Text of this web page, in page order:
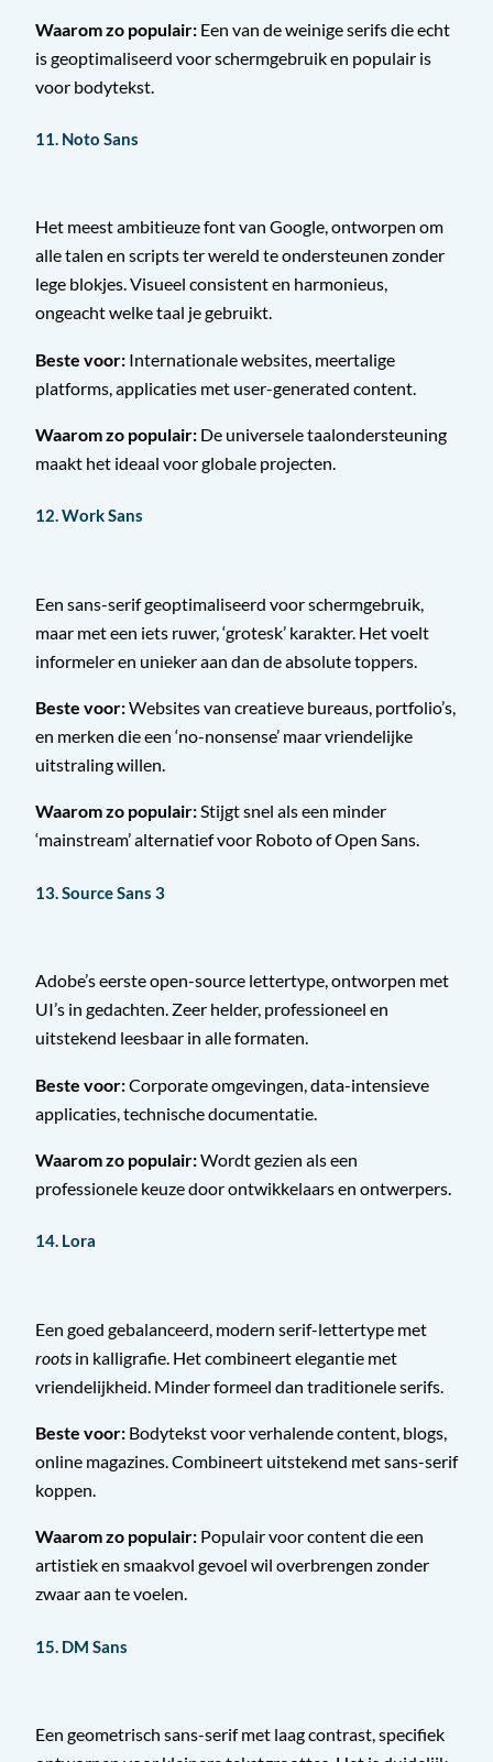
Waarom zo populair: Een van de weinige serifs die echt
is geoptimaliseerd voor schermgebruik en populair is
voor bodytekst.
11. Noto Sans
Het meest ambitieuze font van Google, ontworpen om
alle talen en scripts ter wereld te ondersteunen zonder
lege blokjes. Visueel consistent en harmonieus,
ongeacht welke taal je gebruikt.
Beste voor: Internationale websites, meertalige
platforms, applicaties met user-generated content.
Waarom zo populair: De universele taalondersteuning
maakt het ideaal voor globale projecten.
12. Work Sans
Een sans-serif geoptimaliseerd voor schermgebruik,
maar met een iets ruwer, ‘grotesk’ karakter. Het voelt
informeler en unieker aan dan de absolute toppers.
Beste voor:Websites van creatieve bureaus, portfolio’s,
en merken die een ‘no-nonsense’ maar vriendelijke
uitstraling willen.
Waarom zo populair:Stijgt snel als een minder
‘mainstream’ alternatief voor Roboto of Open Sans.
13. Source Sans 3
Adobe’s eerste open-source lettertype, ontworpen met
UI’s in gedachten. Zeer helder, professioneel en
uitstekend leesbaar in alle formaten.
Beste voor:Corporate omgevingen, data-intensieve
applicaties, technische documentatie.
Waarom zo populair:Wordt gezien als een
professionele keuze door ontwikkelaars en ontwerpers.
14. Lora
Een goed gebalanceerd, modern serif-lettertype met
roots in kalligrafie. Het combineert elegantie met
vriendelijkheid. Minder formeel dan traditionele serifs.
Beste voor: Bodytekst voor verhalende content, blogs,
online magazines. Combineert uitstekend met sans-serif
koppen.
Waarom zo populair: Populair voor content die een
artistiek en smaakvol gevoel wil overbrengen zonder
zwaar aan te voelen.
15. DM Sans
Een geometrisch sans-serif met laag contrast, specifiek